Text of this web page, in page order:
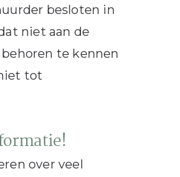
besloten in
niet aan de
te kennen
tot
over veel